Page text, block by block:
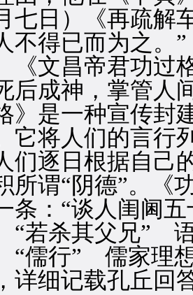
七日）《再疏解
不得已而为之。”
昌帝君功过格
后成神，掌管人
》是一种宣传
它将人们的言行
们逐日根据自己
所谓“阴德”。《
条：“谈人闺阃五
其父兄” 语见
” 儒家理想中
详细记载孔丘回